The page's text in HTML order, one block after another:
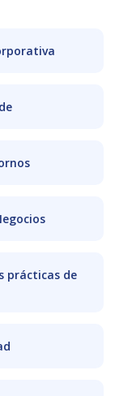
prácticas de